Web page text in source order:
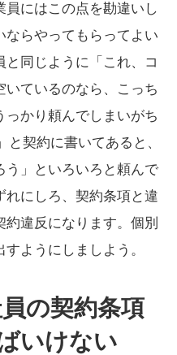
員にはこの点を勘違いし
ならやってもらってよい
同じように「これ、コ
いているのなら、こっち
かり頼んでしまいがち
契約に書いてあると、
う」といろいろと頼んで
れにしろ、契約条項と違
違反になります。個別
ようにしましよう。
の契約条項
いけない